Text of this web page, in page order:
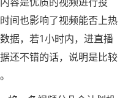
间也影响了视频能否上热
据，若1小时内，进直播
还不错的话，说明是比较